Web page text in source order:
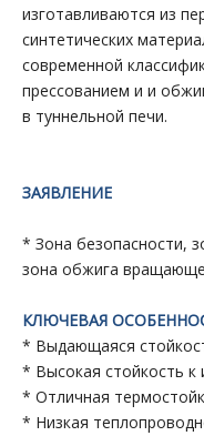
изготавливаются из
синтетических
современной
прессованием и и
в туннельной печи.
ЗАЯВЛЕНИЕ
* Зона безопасности,
зона обжига
КЛЮЧЕВАЯ
* Выдающаяся
* Высокая стойкость к
* Отличная
* Низкая